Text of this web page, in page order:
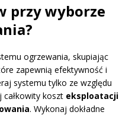
przy wyborze
ogrzewania, skupiając
zapewnią efektywność i
systemu tylko ze względu
całkowity koszt eksploatacji
. Wykonaj dokładne